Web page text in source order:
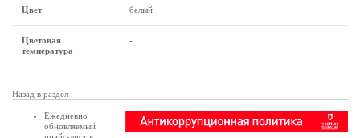
Цвет белый
Цветовая
температура
-
Назад в раздел
Ежедневно
обновляемый